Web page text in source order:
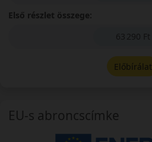
Első részlet összege:
63 290 Ft
Előbírálat
EU-s abroncscímke